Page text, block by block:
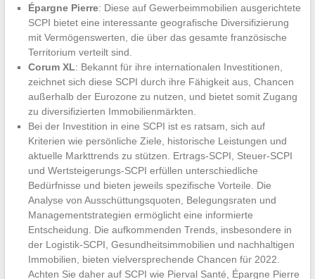
Épargne Pierre: Diese auf Gewerbeimmobilien ausgerichtete
SCPI bietet eine interessante geografische Diversifizierung
mit Vermögenswerten, die über das gesamte französische
Territorium verteilt sind.
Corum XL: Bekannt für ihre internationalen Investitionen,
zeichnet sich diese SCPI durch ihre Fähigkeit aus, Chancen
außerhalb der Eurozone zu nutzen, und bietet somit Zugang
zu diversifizierten Immobilienmärkten.
Bei der Investition in eine SCPI ist es ratsam, sich auf
Kriterien wie persönliche Ziele, historische Leistungen und
aktuelle Markttrends zu stützen. Ertrags-SCPI, Steuer-SCPI
und Wertsteigerungs-SCPI erfüllen unterschiedliche
Bedürfnisse und bieten jeweils spezifische Vorteile. Die
Analyse von Ausschüttungsquoten, Belegungsraten und
Managementstrategien ermöglicht eine informierte
Entscheidung. Die aufkommenden Trends, insbesondere in
der Logistik-SCPI, Gesundheitsimmobilien und nachhaltigen
Immobilien, bieten vielversprechende Chancen für 2022.
Achten Sie daher auf SCPI wie Pierval Santé, Épargne Pierre